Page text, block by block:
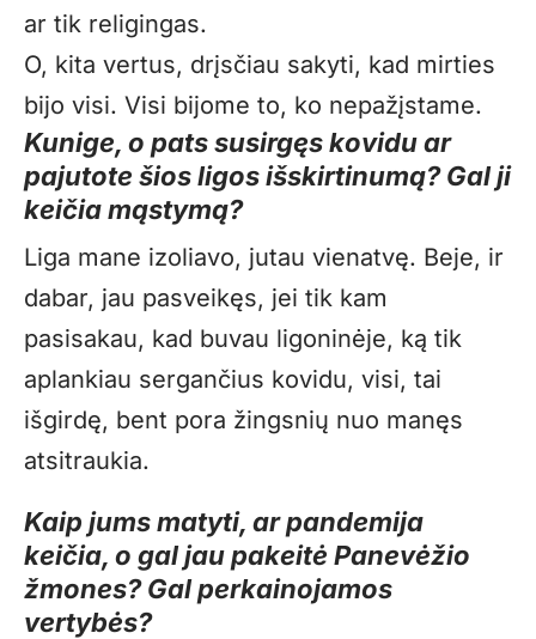
ar tik religingas.
O, kita vertus, drįsčiau sakyti, kad mirties
bijo visi. Visi bijome to, ko nepažįstame.
Kunige, o pats susirgęs kovidu ar
pajutote šios ligos išskirtinumą? Gal ji
keičia mąstymą?
Liga mane izoliavo, jutau vienatvę. Beje, ir
dabar, jau pasveikęs, jei tik kam
pasisakau, kad buvau ligoninėje, ką tik
aplankiau sergančius kovidu, visi, tai
išgirdę, bent pora žingsnių nuo manęs
atsitraukia.
Kaip jums matyti, ar pandemija
keičia, o gal jau pakeitė Panevėžio
žmones? Gal perkainojamos
vertybės?